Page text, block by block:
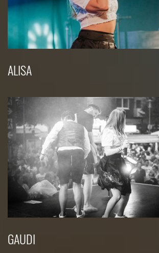
ALISA
GAUDI